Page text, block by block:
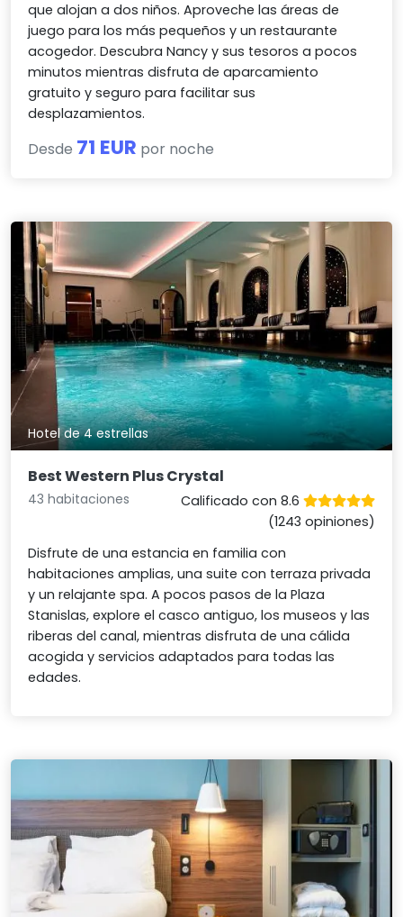
que alojan a dos niños. Aproveche las áreas de
juego para los más pequeños y un restaurante
acogedor. Descubra Nancy y sus tesoros a pocos
minutos mientras disfruta de aparcamiento
gratuito y seguro para facilitar sus
desplazamientos.
Desde 71 EUR por noche
Hotel de 4 estrellas
Best Western Plus Crystal
43 habitaciones
Calificado con 8.6
(1243 opiniones)
Disfrute de una estancia en familia con
habitaciones amplias, una suite con terraza privada
y un relajante spa. A pocos pasos de la Plaza
Stanislas, explore el casco antiguo, los museos y las
riberas del canal, mientras disfruta de una cálida
acogida y servicios adaptados para todas las
edades.